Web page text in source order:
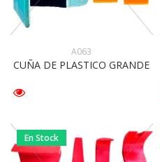
A063
CUÑA DE PLASTICO GRANDE
En Stock